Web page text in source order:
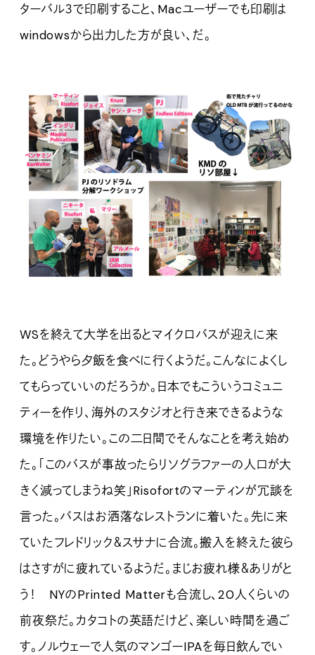
ターバル３で印刷すること、Macユーザーでも印刷は
windowsから出力した方が良い、だ。
WSを終えて大学を出るとマイクロバスが迎えに来
た。どうやら夕飯を食べに行くようだ。こんなによくし
てもらっていいのだろうか。日本でもこういうコミュニ
ティーを作り、海外のスタジオと行き来できるような
環境を作りたい。この二日間でそんなことを考え始め
た。「このバスが事故ったらリソグラファーの人口が大
きく減ってしまうね笑」Risofortのマーティンが冗談を
言った。バスはお洒落なレストランに着いた。先に来
ていたフレドリック＆スサナに合流。搬入を終えた彼ら
はさすがに疲れているようだ。まじお疲れ様＆ありがと
う！ NYのPrinted Matterも合流し、20人くらいの
前夜祭だ。カタコトの英語だけど、楽しい時間を過ご
す。ノルウェーで人気のマンゴーIPAを毎日飲んでい